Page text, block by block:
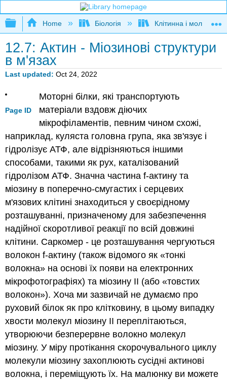
Expand/collapse global hierarchy
Home Біологія Клітинна і
12.7: Актин - Міозинові структури
в м'язах
Last updated Oct 24, 2022
Page ID
Моторні білки, які транспортують
матеріали вздовж діючих
мікрофіламентів, певним чином схожі,
наприклад, куляста головна група, яка зв'язує і
гідролізує АТФ, але відрізняються іншими
способами, такими як рух, каталізований
гідролізом АТФ. Значна частина f-актину та
міозину в поперечно-смугастих і серцевих
м'язових клітині знаходиться у своєрідному
розташуванні, призначеному для забезпечення
надійної скоротливої реакції по всій довжині
клітини. Саркомер - це розташування чергуються
волокон f-актину (також відомого як «тонкі
волокна» на основі їх появи на електронних
мікрофотографіях) та міозину II (або «товстих
волокон»). Хоча ми зазвичай не думаємо про
руховий білок як про клітковину, в цьому випадку
хвости молекул міозину II переплітаються,
утворюючи безперервне волокно молекул
міозину. У міру протікання скорочувального циклу
молекули міозину захоплюють сусідні актинові
волокна, і переміщують їх. На малюнку ви можете